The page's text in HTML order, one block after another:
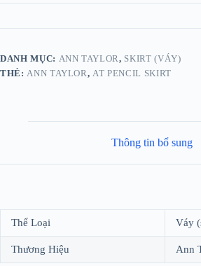
DANH MỤC: ANN TAYLOR, SKIRT (VÁY)
THẺ:ANN TAYLOR,AT PENCIL SKIRT
Thông tin bổ sung
Thể Loại Váy
Thương Hiệu Ann